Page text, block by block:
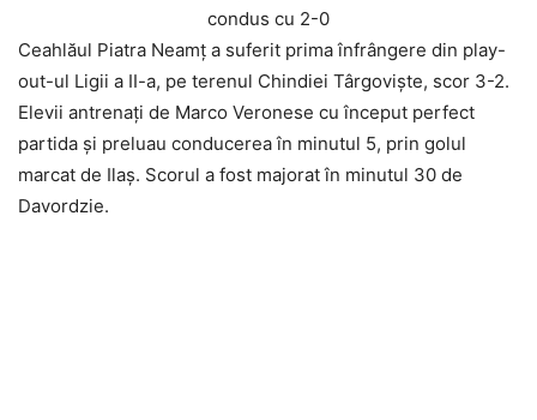
Ceahlăul Piatra Neamț a suferit prima înfrângere din play-
out-ul Ligii a II-a, pe terenul Chindiei Târgoviște, scor 3-2.
Elevii antrenați de Marco Veronese cu început perfect
partida și preluau conducerea în minutul 5, prin golul
marcat de Ilaș. Scorul a fost majorat în minutul 30 de
Davordzie.